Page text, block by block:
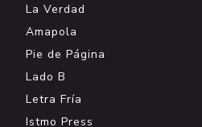
La Verdad
Amapola
Pie de Página
Lado B
Letra Fría
Istmo Press